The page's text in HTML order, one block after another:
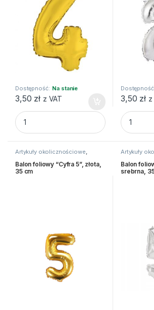
Dostępność: Na stanie
3,50 zł z VAT
Balon foliowy "Cyfra 4", złota, 35 cm
3,50 zł z
Balon
Artykuły okolicznościowe
Balony i akcesoria
Balon foliowy “Cyfra 5”, złota,
35 cm
Artykuły
Balony i
Balon
srebrna,